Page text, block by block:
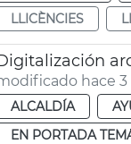
LLICÈNCIES
hace 3
ALCALDÍA
EN PORTADA